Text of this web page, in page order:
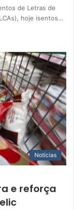
de Letras de
hoje isentos…
Notícias
e reforça